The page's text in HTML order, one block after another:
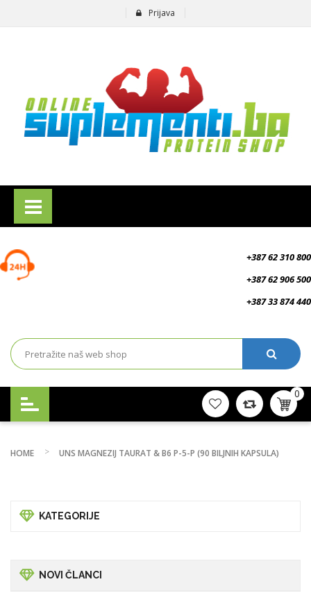
Prijava
+387 62 310 800
+387 62 906 500
+387 33 874 440
0
HOME UNS MAGNEZIJ TAURAT & B6 P-5-P (90 BILJNIH KAPSULA)
KATEGORIJE
NOVI ČLANCI